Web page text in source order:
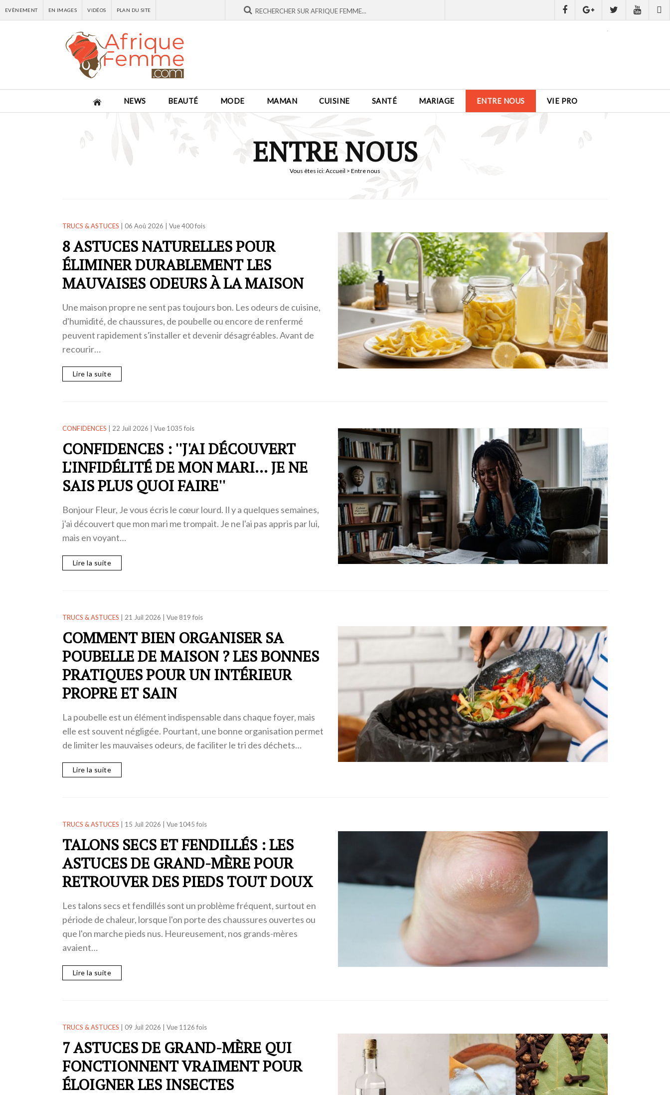
EVÈNEMENT EN IMAGES VIDÉOS PLAN DU SITE
NEWS BEAUTÉ MODE MAMAN CUISINE SANTÉ MARIAGE ENTRE NOUS VIE PRO
ENTRE NOUS
Vous êtes ici:Accueil > Entre nous
TRUCS & ASTUCES 06 Aoû 2026 Vue 400 fois
8 ASTUCES NATURELLES POUR
ÉLIMINER DURABLEMENT LES
MAUVAISES ODEURS À LA MAISON
Une maison propre ne sent pas toujours bon. Les odeurs de cuisine,
d'humidité, de chaussures, de poubelle ou encore de renfermé
peuvent rapidement s'installer et devenir désagréables. Avant de
recourir…
Lire la suite
CONFIDENCES 22 Juil 2026 Vue 1035 fois
CONFIDENCES : ''J'AI DÉCOUVERT
L'INFIDÉLITÉ DE MON MARI… JE NE
SAIS PLUS QUOI FAIRE''
Bonjour Fleur, Je vous écris le cœur lourd. Il y a quelques semaines,
j'ai découvert que mon mari me trompait. Je ne l'ai pas appris par lui,
mais en voyant…
Lire la suite
TRUCS & ASTUCES 21 Juil 2026 Vue 819 fois
COMMENT BIEN ORGANISER SA
POUBELLE DE MAISON ? LES BONNES
PRATIQUES POUR UN INTÉRIEUR
PROPRE ET SAIN
La poubelle est un élément indispensable dans chaque foyer, mais
elle est souvent négligée. Pourtant, une bonne organisation permet
de limiter les mauvaises odeurs, de faciliter le tri des déchets…
Lire la suite
TRUCS & ASTUCES 15 Juil 2026 Vue 1045 fois
TALONS SECS ET FENDILLÉS : LES
ASTUCES DE GRAND-MÈRE POUR
RETROUVER DES PIEDS TOUT DOUX
Les talons secs et fendillés sont un problème fréquent, surtout en
période de chaleur, lorsque l'on porte des chaussures ouvertes ou
que l'on marche pieds nus. Heureusement, nos grands-mères
avaient…
Lire la suite
TRUCS & ASTUCES | 09 Juil 2026 | Vue 1126 fois
7 ASTUCES DE GRAND-MÈRE QUI
FONCTIONNENT VRAIMENT POUR
ÉLOIGNER LES INSECTES